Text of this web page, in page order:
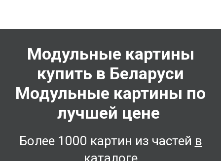
Модульные картины
купить в Беларуси
Модульные картины по
лучшей цене
Более 1000 картин из частей в
каталоге